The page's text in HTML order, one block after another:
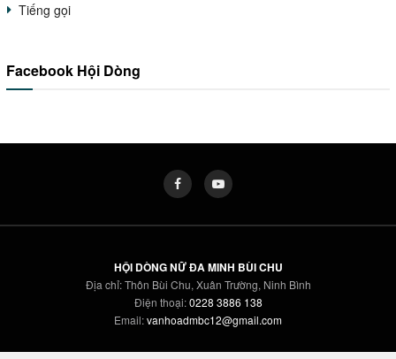
Tiếng gọi
Facebook Hội Dòng
HỘI DÒNG NỮ ĐA MINH BÙI CHU
Địa chỉ: Thôn Bùi Chu, Xuân Trường, Ninh Bình
Điện thoại:0228 3886 138
Email:vanhoadmbc12@gmail.com